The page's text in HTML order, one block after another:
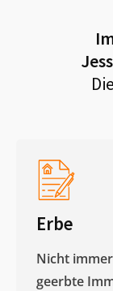
Erbe
Nicht
geerbte